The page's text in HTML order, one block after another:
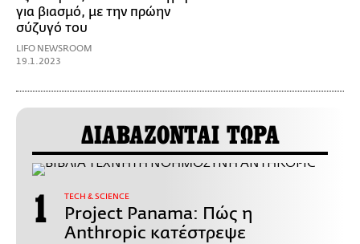
για βιασμό, με την πρώην
σύζυγό του
LIFO NEWSROOM
19.1.2023
ΔΙΑΒΑΖΟΝΤΑΙ ΤΩΡΑ
ΤECH & SCIENCE
Project Panama: Πώς η
Anthropic κατέστρεψε